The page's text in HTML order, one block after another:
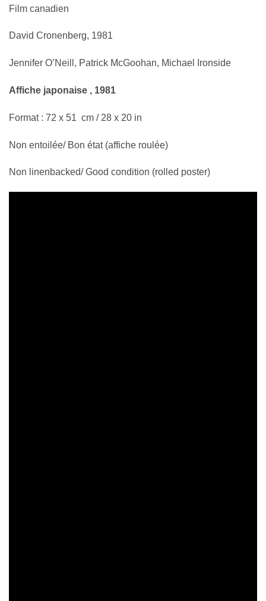
Film canadien
David Cronenberg, 1981
Jennifer O’Neill, Patrick McGoohan, Michael Ironside
Affiche japonaise , 1981
Format : 72 x 51 cm / 28 x 20 in
Non entoilée/ Bon état (affiche roulée)
Non linenbacked/ Good condition (rolled poster)